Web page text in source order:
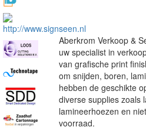
Aberkrom Verkoop &
uw specialist in
van grafische print
om snijden, boren,
hebben de geschikte
diverse supplies zoals
lamineerhoezen en
voorraad.